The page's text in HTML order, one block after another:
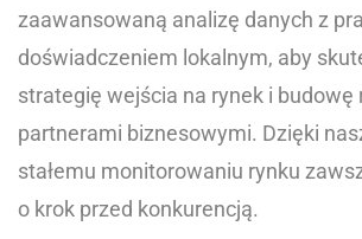
zaawansowaną analizę danych z
doświadczeniem lokalnym, aby
strategię wejścia na rynek i budowę
partnerami biznesowymi. Dzięki
stałemu monitorowaniu rynku
o krok przed konkurencją.